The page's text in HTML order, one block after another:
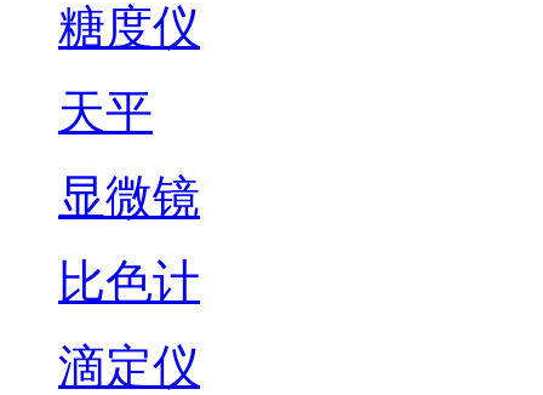
糖度仪
天平
显微镜
比色计
滴定仪